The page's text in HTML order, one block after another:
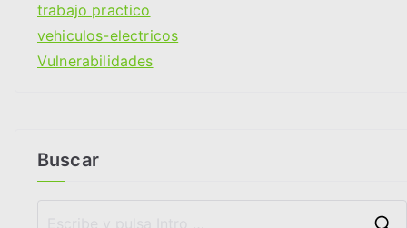
trabajo practico
vehiculos-electricos
Vulnerabilidades
Buscar